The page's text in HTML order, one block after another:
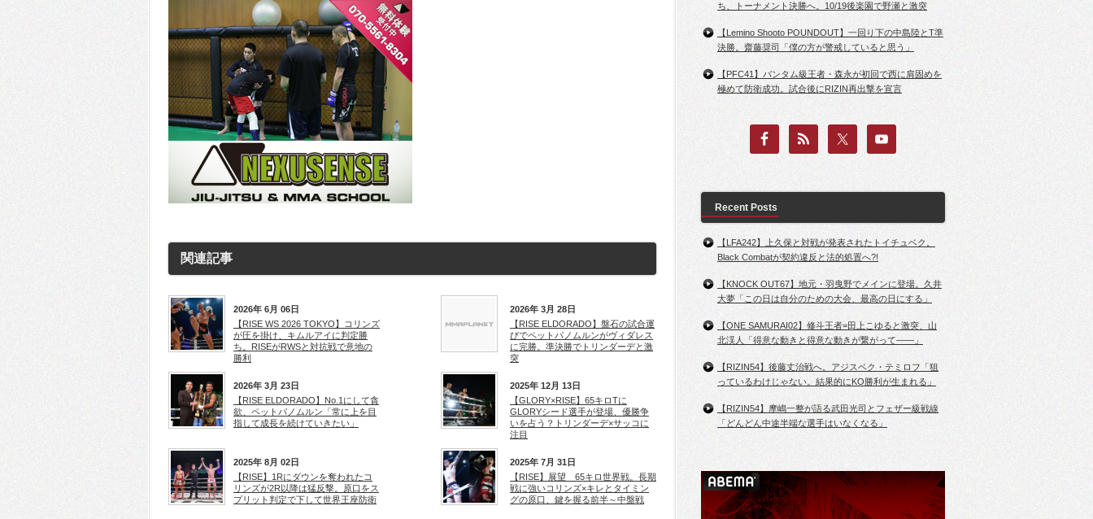
関連記事
2026年 6月 06日
【RISE WS 2026 TOKYO】コリンズ
が圧を掛け、キムルアイに判定勝
ち。RISEがRWSと対抗戦で意地の
勝利
2026年 3月 28日
【RISE ELDORADO】盤石の試合運
びでペットパノムルンがヴィダレス
に完勝。準決勝でトリンダーデと激
突
2026年 3月 23日
【RISE ELDORADO】No.1にして貪
欲、ペットパノムルン「常に上を目
指して成長を続けていきたい」
2025年 12月 13日
【GLORY×RISE】65キロTに
GLORYシード選手が登場、優勝争
いを占う？トリンダーデ×サッコに
注目
2025年 8月 02日
【RISE】1Rにダウンを奪われたコ
リンズが2R以降は猛反撃。原口をス
プリット判定で下して世界王座防衛
2025年 7月 31日
【RISE】展望 65キロ世界戦。長期
戦に強いコリンズ×キレとタイミン
グの原口、鍵を握る前半～中盤戦
ち、トーナメント決勝へ。10/19後楽園で野瀬と激突
【Lemino Shooto POUNDOUT】一回り下の中島陸とT準
決勝。齋藤奨司「僕の方が警戒していると思う」
【PFC41】バンタム級王者・森永が初回で西に肩固めを
極めて防衛成功。試合後にRIZIN再出撃を宣言
Recent Posts
【LFA242】上久保と対戦が発表されたトイチュベク。
Black Combatが契約違反と法的処置へ?!
【KNOCK OUT67】地元・羽曳野でメインに登場。久井
大夢「この日は自分のための大会、最高の日にする」
【ONE SAMURAI02】修斗王者=田上こゆると激突、山
北渓人「得意な動きと得意な動きが繋がって――」
【RIZIN54】後藤丈治戦へ。アジスベク・テミロフ「狙
っているわけじゃない。結果的にKO勝利が生まれる」
【RIZIN54】摩嶋一整が語る武田光司とフェザー級戦線
「どんどん中途半端な選手はいなくなる」